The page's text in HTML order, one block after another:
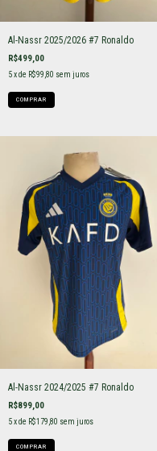
Al-Nassr 2025/2026 #7 Ronaldo
R$499,00
5x de R$99,80 sem juros
COMPRAR
Al-Nassr 2024/2025 #7 Ronaldo
R$899,00
5x de R$179,80 sem juros
COMPRAR